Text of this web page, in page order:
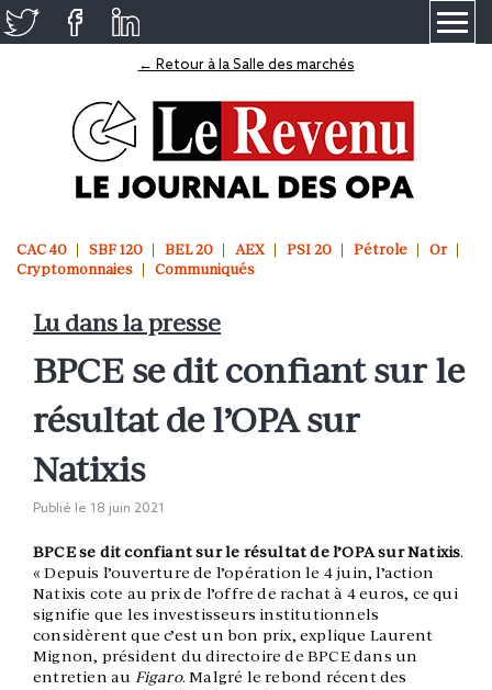
← Retour à la Salle des marchés
CAC 40 SBF 120 BEL 20 AEX PSI 20 Pétrole
Or
Cryptomonnaies
Communiqués
Lu dans la presse
BPCE se dit confiant sur le
résultat de l’OPA sur
Natixis
Publié le 18 juin 2021
BPCE se dit confiant sur le résultat de l’OPA sur Natixis.
« Depuis l’ouverture de l’opération le 4 juin, l’action
Natixis cote au prix de l’offre de rachat à 4 euros, ce qui
signifie que les investisseurs institutionnels
considèrent que c’est un bon prix, explique Laurent
Mignon, président du directoire de BPCE dans un
entretien au Figaro. Malgré le rebond récent des